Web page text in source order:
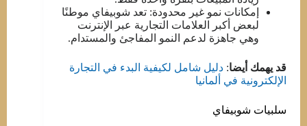
إمكانات نمو غير محدودة: تعد شوبيفاي موطنًا
لبعض أكبر العلامات التجارية عبر الإنترنت
وهي جاهزة لدعم النمو المفاجئ والمستدام.
قد يهمك أيضا: دليل شامل لكيفية البدء في التجارة
الإلكترونية في ألمانيا
سلبيات شوبيفاي